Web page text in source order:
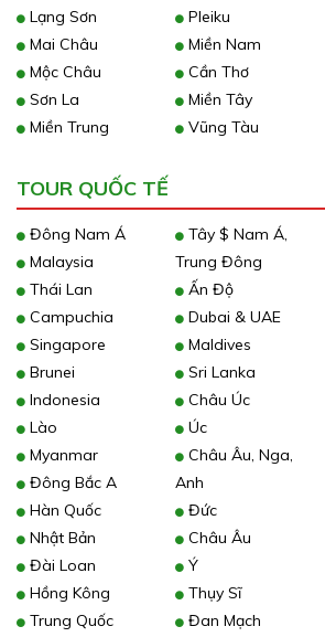
Lạng Sơn
Mai Châu
Mộc Châu
Sơn La
Miền Trung
Pleiku
Miền Nam
Cần Thơ
Miền Tây
Vũng Tàu
TOUR QUỐC TẾ
Đông Nam Á
Malaysia
Thái Lan
Campuchia
Singapore
Brunei
Indonesia
Lào
Myanmar
Đông Bắc A
Hàn Quốc
Nhật Bản
Đài Loan
Hồng Kông
Trung Quốc
Tây $ Nam Á,
Trung Đông
Ấn Độ
Dubai & UAE
Maldives
Sri Lanka
Châu Úc
Úc
Châu Âu, Nga,
Anh
Đức
Châu Âu
Ý
Thụy Sĩ
Đan Mạch